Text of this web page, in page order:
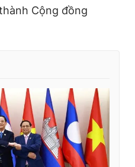
Cộng đồng